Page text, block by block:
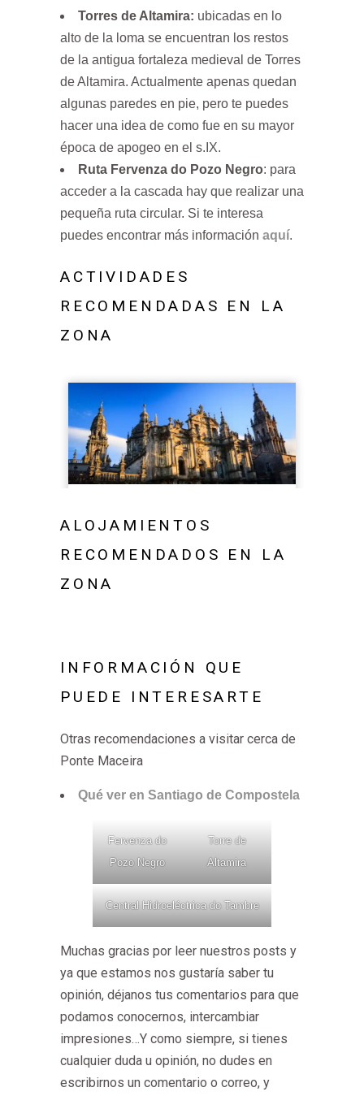
Torres de Altamira: ubicadas en lo
alto de la loma se encuentran los restos
de la antigua fortaleza medieval de Torres
de Altamira. Actualmente apenas quedan
algunas paredes en pie, pero te puedes
hacer una idea de como fue en su mayor
época de apogeo en el s.IX.
Ruta Fervenza do Pozo Negro: para
acceder a la cascada hay que realizar una
pequeña ruta circular. Si te interesa
puedes encontrar más información aquí.
ACTIVIDADES
RECOMENDADAS EN LA
ZONA
ALOJAMIENTOS
RECOMENDADOS EN LA
ZONA
INFORMACIÓN QUE
PUEDE INTERESARTE
Otras recomendaciones a visitar cerca de
Ponte Maceira
Qué ver en Santiago de Compostela
Fervenza do
Pozo Negro
Torre de
Altamira
Central Hidroeléctrica do Tambre
Muchas gracias por leer nuestros posts y
ya que estamos nos gustaría saber tu
opinión, déjanos tus comentarios para que
podamos conocernos, intercambiar
impresiones…Y como siempre, si tienes
cualquier duda u opinión, no dudes en
escribirnos un comentario o correo, y